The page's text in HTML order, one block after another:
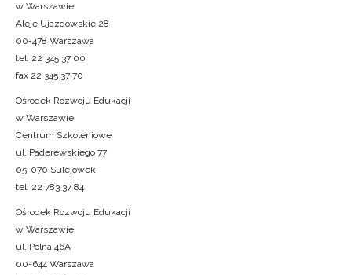
w Warszawie
Aleje Ujazdowskie 28
00-478 Warszawa
tel. 22 345 37 00
fax 22 345 37 70
Ośrodek Rozwoju Edukacji
w Warszawie
Centrum Szkoleniowe
ul. Paderewskiego 77
05-070 Sulejówek
tel. 22 783 37 84
Ośrodek Rozwoju Edukacji
w Warszawie
ul. Polna 46A
00-644 Warszawa